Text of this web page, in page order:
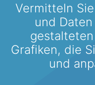
Vermitteln
und
gestalteten
Grafiken, die
und